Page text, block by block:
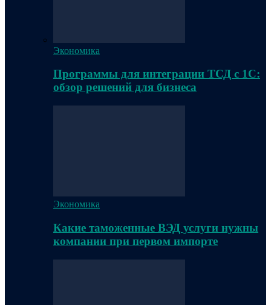
Экономика
Программы для интеграции ТСД с 1С:
обзор решений для бизнеса
Экономика
Какие таможенные ВЭД услуги нужны
компании при первом импорте